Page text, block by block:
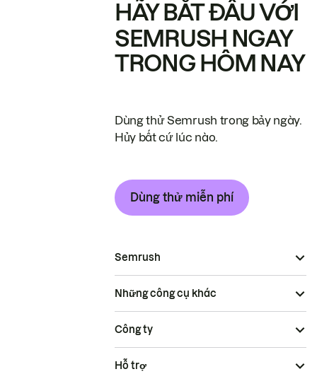
HÃY BẮT ĐẦU VỚI
SEMRUSH NGAY
TRONG HÔM NAY
Dùng thử Semrush trong bảy ngày.
Hủy bất cứ lúc nào.
Dùng thử miễn phí
Semrush
Những công cụ khác
Công ty
Hỗ trợ